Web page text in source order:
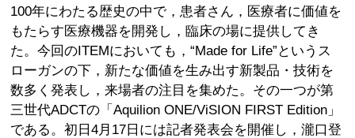
100年にわたる歴史の中で，患者さん，医療者に価値を
もたらす医療機器を開発し，臨床の場に提供してき
た。今回のITEMにおいても，“Made for Life”というス
ローガンの下，新たな価値を生み出す新製品・技術を
数多く発表し，来場者の注目を集めた。その一つが第
三世代ADCTの「Aquilion ONE/ViSION FIRST Edition」
である。初日4月17日には記者発表会を開催し，瀧口登